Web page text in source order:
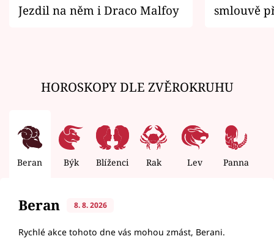
Jezdil na něm i Draco Malfoy
smlouvě
HOROSKOPY DLE ZVĚROKRUHU
Beran Býk Blíženci Rak Lev Panna
Beran 8. 8. 2026
Rychlé akce tohoto dne vás mohou zmást, Berani.